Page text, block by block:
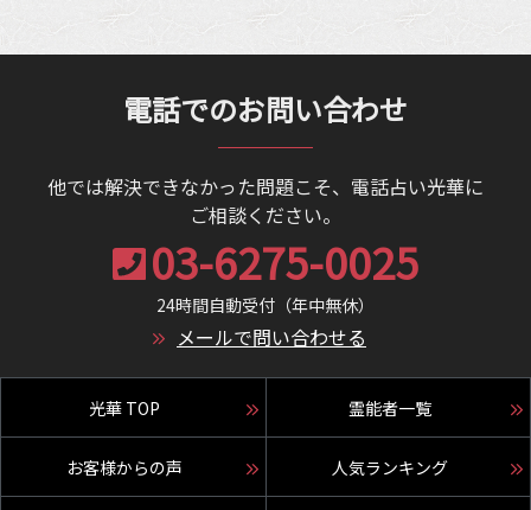
電話でのお問い合わせ
他では解決できなかった問題こそ、電話占い光華に
ご相談ください。
03-6275-0025
24時間自動受付（年中無休）
メールで問い合わせる
光華 TOP 霊能者一覧
お客様からの声 人気ランキング